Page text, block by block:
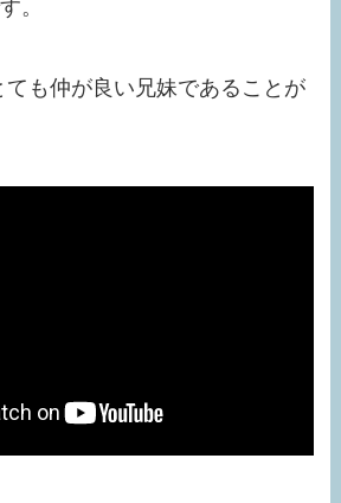
。
も仲が良い兄妹であることが